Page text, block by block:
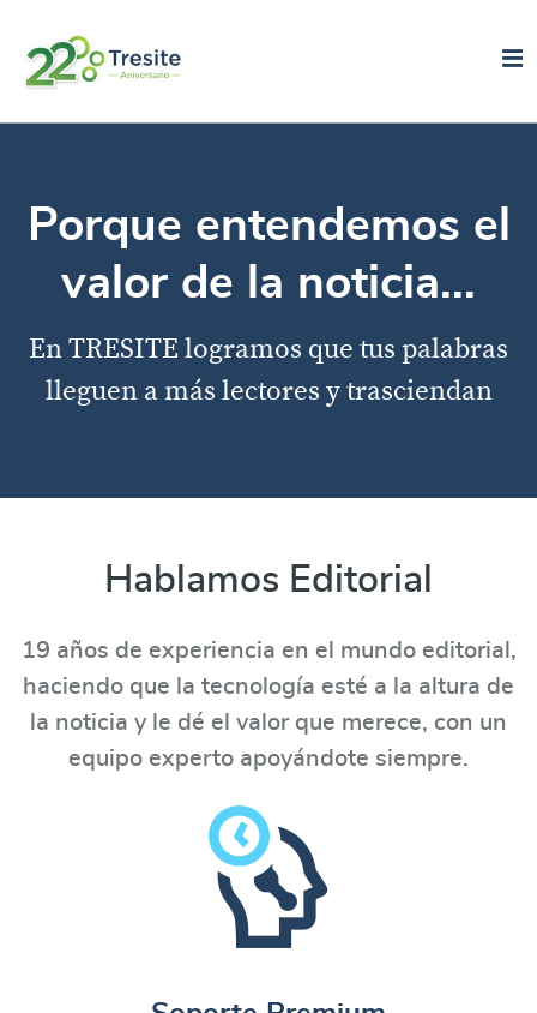
Porque entendemos el
valor de la noticia...
En TRESITE logramos que tus palabras
lleguen a más lectores y trasciendan
Hablamos Editorial
19 años de experiencia en el mundo editorial,
haciendo que la tecnología esté a la altura de
la noticia y le dé el valor que merece, con un
equipo experto apoyándote siempre.